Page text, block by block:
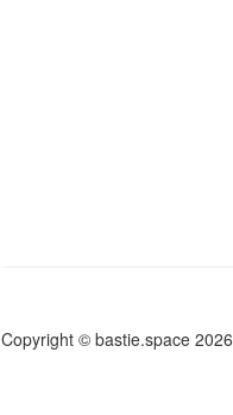
Copyright © bastie.space 2026